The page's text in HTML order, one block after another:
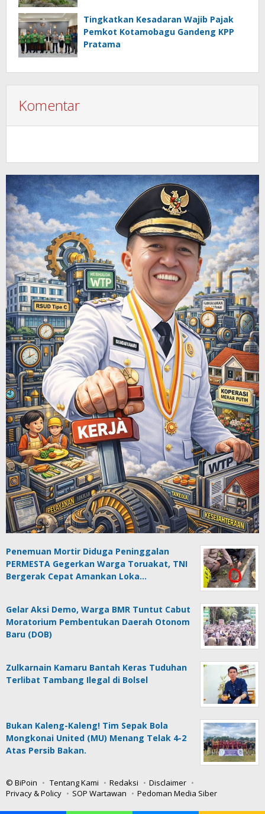
Tingkatkan Kesadaran Wajib Pajak
Pemkot Kotamobagu Gandeng KPP
Pratama
Komentar
Penemuan Mortir Diduga Peninggalan
PERMESTA Gegerkan Warga Toruakat, TNI
Bergerak Cepat Amankan Loka…
Gelar Aksi Demo, Warga BMR Tuntut Cabut
Moratorium Pembentukan Daerah Otonom
Baru (DOB)
Zulkarnain Kamaru Bantah Keras Tuduhan
Terlibat Tambang Ilegal di Bolsel
Bukan Kaleng-Kaleng! Tim Sepak Bola
Mongkonai United (MU) Menang Telak 4-2
Atas Persib Bakan.
© BiPoin Tentang Kami Redaksi
Disclaimer
Privacy & Policy
SOP Wartawan Pedoman Media Siber